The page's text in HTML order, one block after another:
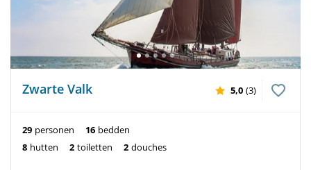
Zwarte Valk 5,0 (3)
29 personen 16 bedden
8 hutten 2 toiletten 2 douches